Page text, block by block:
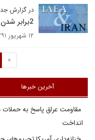
در گزارش
2برابر شدن تعداد سانتریفوژها در ایران
۱۲ شهریور ۱۳۹۱
«
آخرین خبرها
مقاومت عراق پاسخ به حملات
انداخت